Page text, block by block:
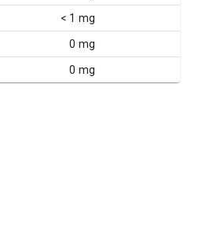
< 1 mg
0 mg
0 mg